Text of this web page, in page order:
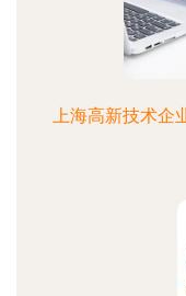
上海高新技术企